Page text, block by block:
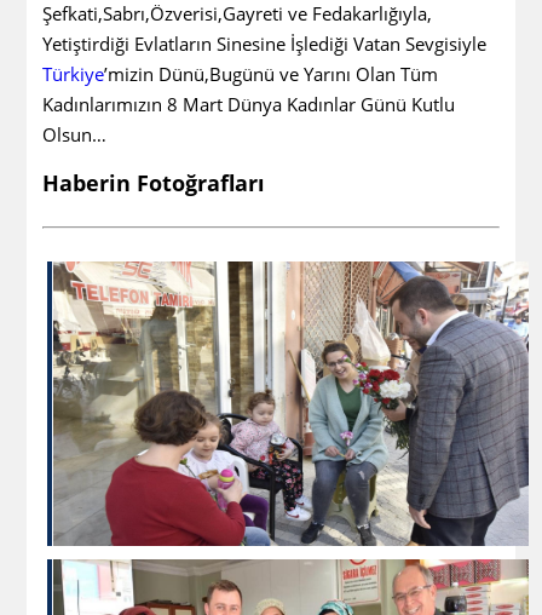
Şefkati,Sabrı,Özverisi,Gayreti ve Fedakarlığıyla,
Yetiştirdiği Evlatların Sinesine İşlediği Vatan Sevgisiyle
Türkiye’mizin Dünü,Bugünü ve Yarını Olan Tüm
Kadınlarımızın 8 Mart Dünya Kadınlar Günü Kutlu
Olsun…
Haberin Fotoğrafları